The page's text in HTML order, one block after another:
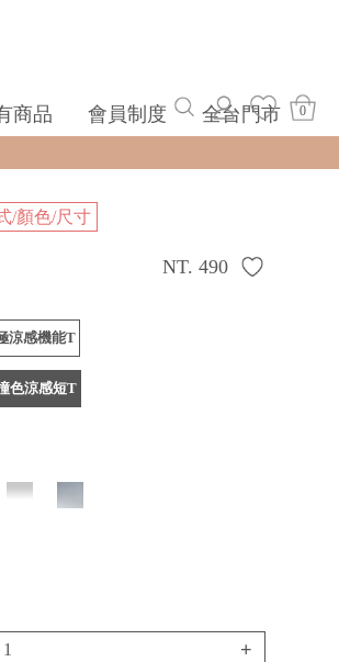
商品 會員制度 全台門市 0
/顏色/尺寸
NT. 490
涼感機能T
色涼感短T
+